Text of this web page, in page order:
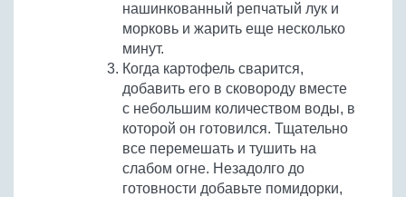
нашинкованный репчатый лук и
морковь и жарить еще несколько
минут.
Когда картофель сварится,
добавить его в сковороду вместе
с небольшим количеством воды, в
которой он готовился. Тщательно
все перемешать и тушить на
слабом огне. Незадолго до
готовности добавьте помидорки,